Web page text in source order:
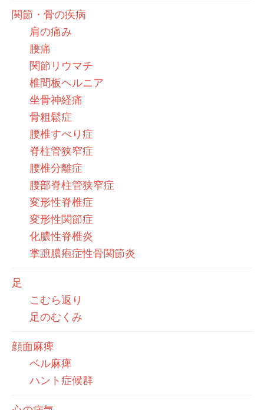
関節・骨の疾病
肩の痛み
腰痛
関節リウマチ
椎間板ヘルニア
坐骨神経痛
骨粗鬆症
腰椎すべり症
脊柱管狭窄症
腰椎分離症
腰部脊柱管狭窄症
変形性脊椎症
変形性関節症
化膿性脊椎炎
掌蹠膿疱症性骨関節炎
足
こむら返り
足のむくみ
顔面麻痺
ベル麻痺
ハント症候群